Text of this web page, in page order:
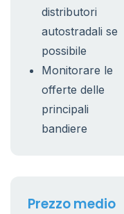
distributori
autostradali se
possibile
Monitorare le
offerte delle
principali
bandiere
Prezzo medio